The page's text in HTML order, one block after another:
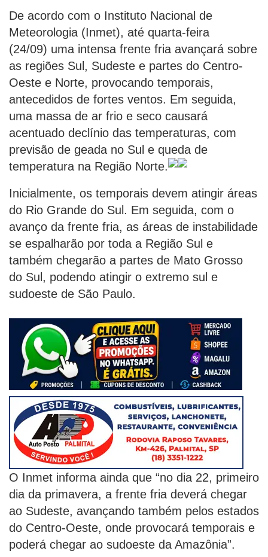
De acordo com o Instituto Nacional de
Meteorologia (Inmet), até quarta-feira
(24/09) uma intensa frente fria avançará sobre
as regiões Sul, Sudeste e partes do Centro-
Oeste e Norte, provocando temporais,
antecedidos de fortes ventos. Em seguida,
uma massa de ar frio e seco causará
acentuado declínio das temperaturas, com
previsão de geada no Sul e queda de
temperatura na Região Norte.
Inicialmente, os temporais devem atingir áreas
do Rio Grande do Sul. Em seguida, com o
avanço da frente fria, as áreas de instabilidade
se espalharão por toda a Região Sul e
também chegarão a partes de Mato Grosso
do Sul, podendo atingir o extremo sul e
sudoeste de São Paulo.
O Inmet informa ainda que “no dia 22, primeiro
dia da primavera, a frente fria deverá chegar
ao Sudeste, avançando também pelos estados
do Centro-Oeste, onde provocará temporais e
poderá chegar ao sudoeste da Amazônia”.